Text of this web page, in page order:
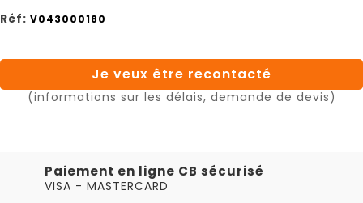
Réf: V043000180
Je veux être recontacté
(informations sur les délais, demande de devis)
Paiement en ligne CB sécurisé
VISA - MASTERCARD